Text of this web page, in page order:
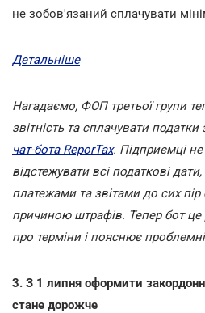
не зобов'язаний сплачувати
Детальніше
Нагадаємо, ФОП третьої групи
звітність та сплачувати
чат-бота ReporTax. Підприємці
відстежувати всі податкові
платежами та звітами до сих
причиною штрафів. Тепер бот це
про терміни і пояснює
3. З 1 липня оформити
стане дорожче